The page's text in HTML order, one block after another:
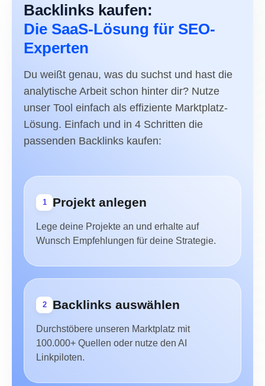
Backlinks kaufen:
Die SaaS-Lösung für SEO-
Experten
Du weißt genau, was du suchst und hast die
analytische Arbeit schon hinter dir? Nutze
unser Tool einfach als effiziente Marktplatz-
Lösung. Einfach und in 4 Schritten die
passenden Backlinks kaufen:
1 Projekt anlegen
Lege deine Projekte an und erhalte auf
Wunsch Empfehlungen für deine Strategie.
2 Backlinks auswählen
Durchstöbere unseren Marktplatz mit
100.000+ Quellen oder nutze den AI
Linkpiloten.